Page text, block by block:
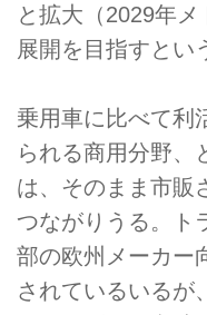
と拡大（2029年
展開を目指すとい
乗用車に比べて利
られる商用分野、
は、そのまま市販
つながりうる。ト
部の欧州メーカー
されているいるが